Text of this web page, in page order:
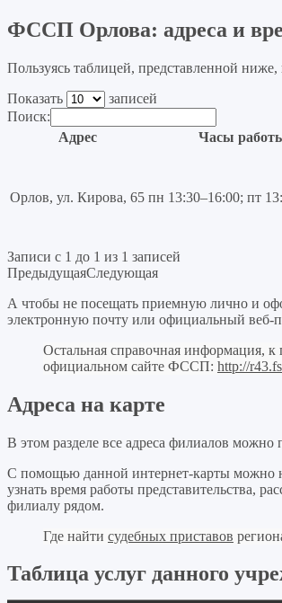
ФССП Орлова: адреса и
Пользуясь таблицей, представленной
Показать
записей
Поиск:
Адрес
Часы
Орлов, ул. Кирова, 65 пн 13:30–16:00; пт
Записи с 1 до 1 из 1 записей
ПредыдущаяСледующая
А чтобы не посещать приемную лично и
электронную почту или официальный веб-
Остальная справочная информация,
официальном сайте ФССП: http://
Адреса на карте
В этом разделе все адреса филиалов можно
С помощью данной интернет-карты можно
узнать время работы представительства,
филиалу рядом.
Где найти судебных приставов
Таблица услуг данного